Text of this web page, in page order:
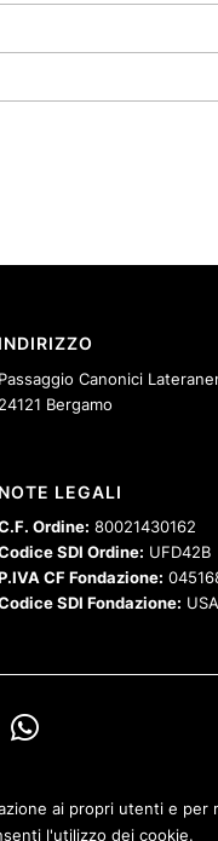
INDIRIZZO
Passaggio Canonici
24121 Bergamo
NOTE LEGALI
Ordine: 80021430162
SDI Ordine: UFD42B
CF Fondazione:
SDI Fondazione:
e Fondazione Architetti
ai propri utenti e per
l'utilizzo dei cookie.